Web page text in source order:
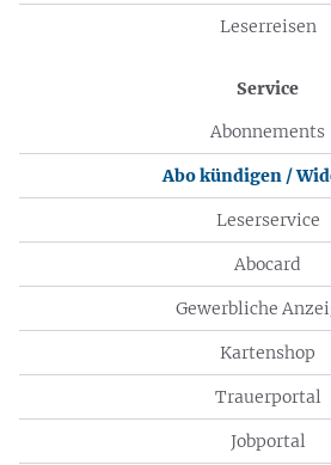
Leserreisen
Service
Abonnements
Abo kündigen /
Leserservice
Abocard
Gewerbliche
Kartenshop
Trauerportal
Jobportal